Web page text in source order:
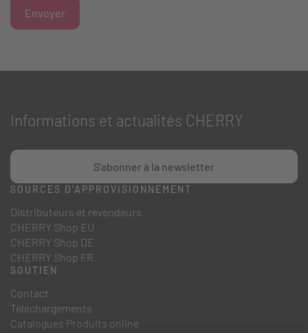
Envoyer
Informations et actualités CHERRY
S'abonner à la newsletter
SOURCES D'APPROVISIONNEMENT
Distributeurs et revendeurs
CHERRY Shop EU
CHERRY Shop DE
CHERRY Shop FR
SOUTIEN
Contact
Téléchargements
Catalogues Produits online